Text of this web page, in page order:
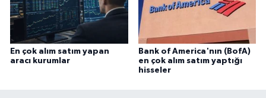
En çok alım satım yapan
aracı kurumlar
Bank of America'nın (BofA)
en çok alım satım yaptığı
hisseler